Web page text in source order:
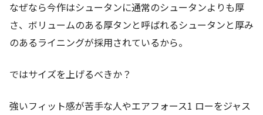
なぜなら今作はシュータンに通常のシュータンよりも厚
さ、ボリュームのある厚タンと呼ばれるシュータンと厚み
のあるライニングが採用されているから。
ではサイズを上げるべきか？
強いフィット感が苦手な人やエアフォース1 ローをジャス